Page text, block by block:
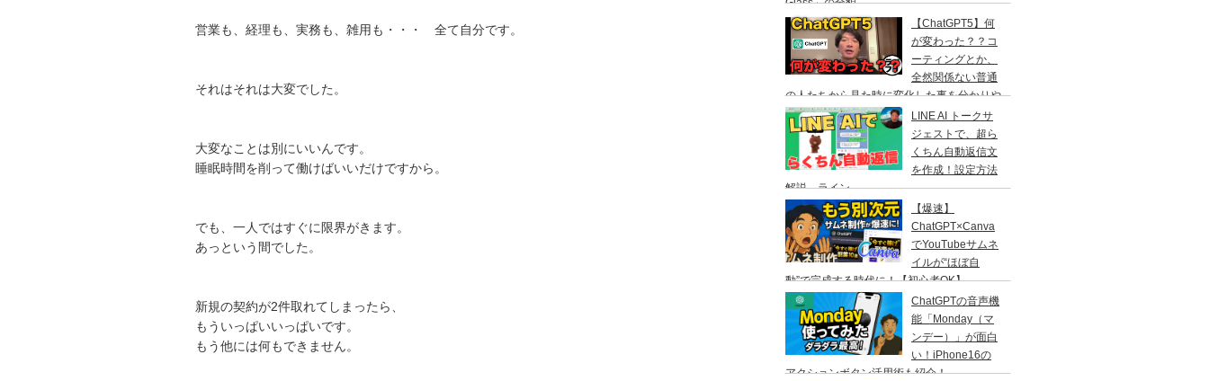
営業も、経理も、実務も、雑用も・・・ 全て自分です。
それはそれは大変でした。
大変なことは別にいいんです。
睡眠時間を削って働けばいいだけですから。
でも、一人ではすぐに限界がきます。
あっという間でした。
新規の契約が2件取れてしまったら、
もういっぱいいっぱいです。
もう他には何もできません。
Glass」の全貌
【ChatGPT5】何
が変わった？？コ
ーティングとか、
全然関係ない普通
の人たちから見た時に変化した事を分かりや
すく解説！
LINE AI トークサ
ジェストで、超ら
くちん自動返信文
を作成！設定方法
解説 ライン
【爆速】
ChatGPT×Canva
でYouTubeサムネ
イルが“ほぼ自
動”で完成する時代に！【初心者OK】
ChatGPTの音声機
能「Monday（マ
ンデー）」が面白
い！iPhone16の
アクションボタン活用術も紹介！